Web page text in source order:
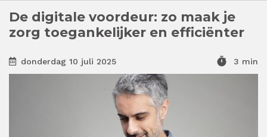
De digitale voordeur: zo maak je
zorg toegankelijker en efficiënter
donderdag 10 juli 2025 timer 3 min